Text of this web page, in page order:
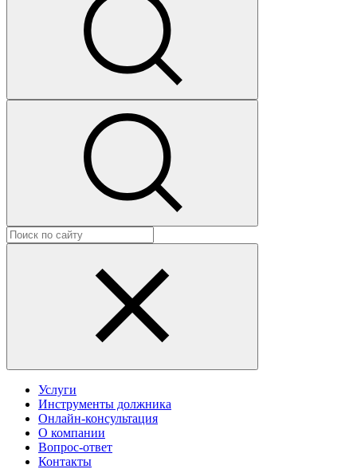
Услуги
Инструменты должника
Онлайн-консультация
О компании
Вопрос-ответ
Контакты